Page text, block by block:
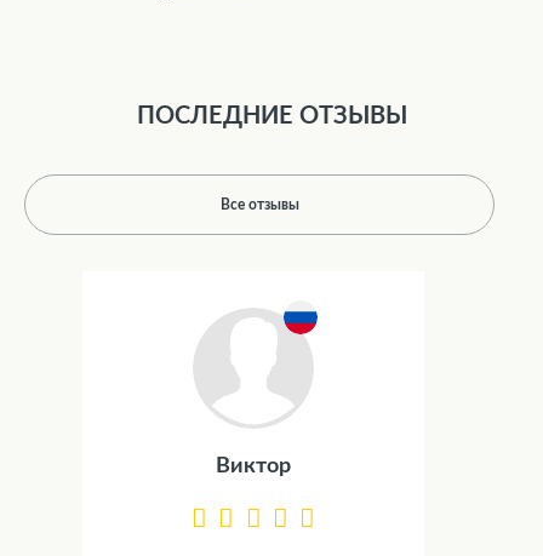
ПОСЛЕДНИЕ ОТЗЫВЫ
Все отзывы
Виктор